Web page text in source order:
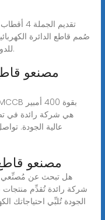
للدوائر الكهربائية في البيئات الصناعية والتجارية.
مصنعو قاطع
الجودة تُلبِّي احتياجاتك